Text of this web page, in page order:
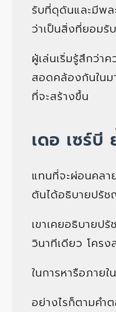
รับที่ดุดันและมีพล
ว่าเป็นสิ่งที่ยอมรั
ผู้เล่นเริ่มรู้สึกว่า
สอดคล้องกันในม
ที่จะสร้างขึ้น
เดอ เซร์บี
แทนที่จะผ่อนคลา
ตันได้อธิบายปรั
เขาเคยอธิบาย
วินาทีเดียว โคร
ในการหารือภาย
อย่างไรก็ตามค